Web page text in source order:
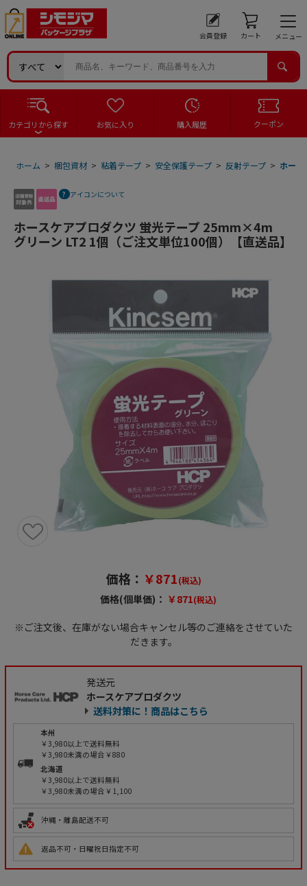
会員登録 カート メニュー
カテゴリから探す お気に入り 購入履歴 クーポン
ホーム > 梱包資材 > 粘着テープ > 安全保護テープ > 反射テープ > ホー
アイコンについて
ホースケアプロダクツ 蛍光テープ 25mm×4m
グリーン LT2 1個（ご注文単位100個）【直送品】
価格： ￥871(税込)
価格(個単価)： ￥871(税込)
※ご注文後、在庫がない場合キャンセル等のご連絡をさせていた
だきます。
発送元
ホースケアプロダクツ
送料対策に！商品はこちら
本州
￥3,980以上で送料無料
￥3,980未満の場合￥880
北海道
￥3,980以上で送料無料
￥3,980未満の場合￥1,100
沖縄・離島配送不可
返品不可・日曜祝日指定不可